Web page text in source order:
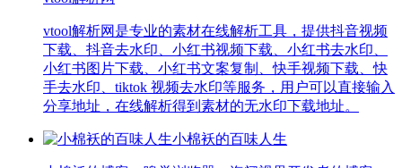
vtool解析网是专业的素材在线解析工具，提供抖音视频
下载、抖音去水印、小红书视频下载、小红书去水印、
小红书图片下载、小红书文案复制、快手视频下载、快
手去水印、tiktok 视频去水印等服务，用户可以直接输入
分享地址，在线解析得到素材的无水印下载地址。
小棉袄的百味人生